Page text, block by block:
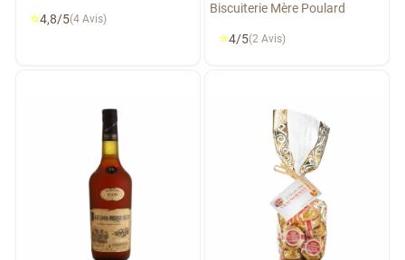
⭐4,8/5(4 Avis)
Biscuiterie Mère Poulard
⭐4/5(2 Avis)